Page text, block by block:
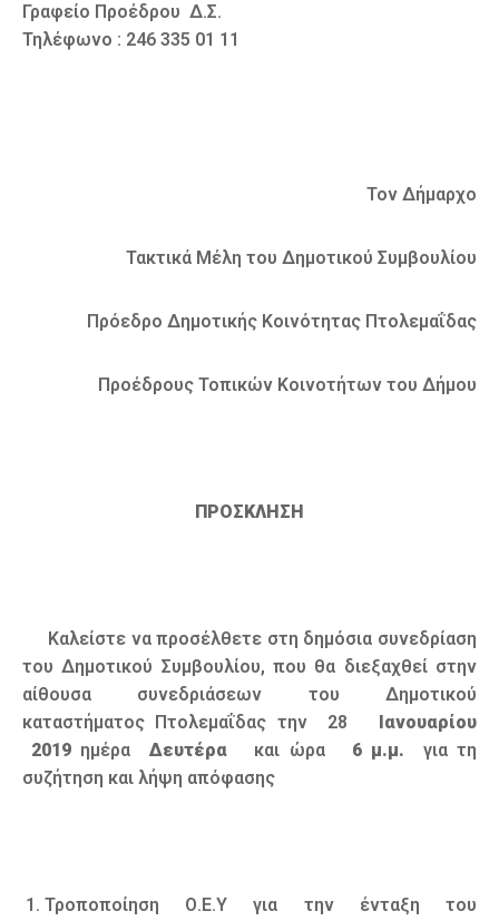
Γραφείο Προέδρου Δ.Σ.
Τηλέφωνο : 246 335 01 11
Τον Δήμαρχο
Τακτικά Μέλη του Δημοτικού Συμβουλίου
Πρόεδρο Δημοτικής Κοινότητας Πτολεμαΐδας
Προέδρους Τοπικών Κοινοτήτων του Δήμου
ΠΡΟΣΚΛΗΣΗ
Καλείστε να προσέλθετε στη δημόσια συνεδρίαση
του Δημοτικού Συμβουλίου, που θα διεξαχθεί στην
αίθουσα συνεδριάσεων του Δημοτικού
καταστήματος Πτολεμαΐδας την 28
Ιανουαρίου
2019 ημέρα Δευτέρα και ώρα 6 μ.μ. για τη
συζήτηση και λήψη απόφασης
Τροποποίηση Ο.Ε.Υ για την ένταξη του